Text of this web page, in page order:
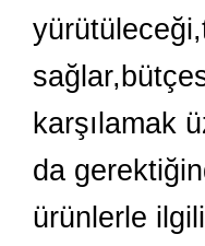
karşılamak
da
ürünlerle